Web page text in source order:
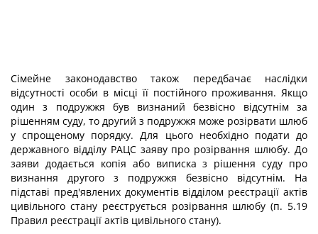
Сімейне законодавство також передбачає наслідки
відсутності особи в місці її постійного проживання. Якщо
один з подружжя був визнаний безвісно відсутнім за
рішенням суду, то другий з подружжя може розірвати шлюб
у спрощеному порядку. Для цього необхідно подати до
державного відділу РАЦС заяву про розірвання шлюбу. До
заяви додається копія або виписка з рішення суду про
визнання другого з подружжя безвісно відсутнім. На
підставі пред'явлених документів відділом реєстрації актів
цивільного стану реєструється розірвання шлюбу (п. 5.19
Правил реєстрації актів цивільного стану).